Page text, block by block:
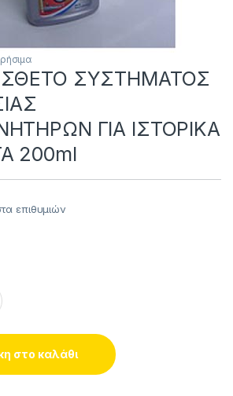
ΣΥΣΤΗΜΑΤΟΣ
ΓΙΑ ΙΣΤΟΡΙΚΑ
200ml
επιθυμιών
ΤΡΟΦΟΔΟΣΙΑΣ
στο καλάθι